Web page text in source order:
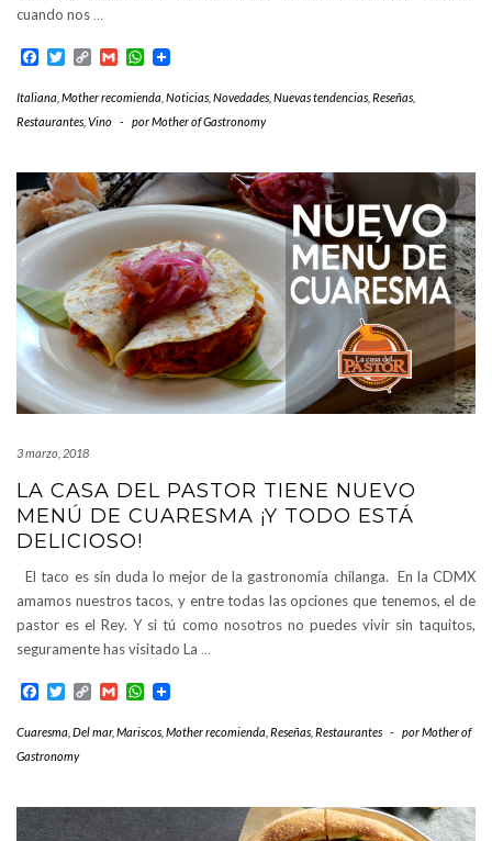
cuando nos …
Facebook
TwitterCopyGmailWhatsApp
Italiana Mother recomienda Noticias Novedades Nuevas tendencias Reseñas
Restaurantes Vino - porMother of Gastronomy
3 marzo, 2018
LA CASA DEL PASTOR TIENE NUEVO
MENÚ DE CUARESMA ¡Y TODO ESTÁ
DELICIOSO!
El taco es sin duda lo mejor de la gastronomía chilanga. En la CDMX
amamos nuestros tacos, y entre todas las opciones que tenemos, el de
pastor es el Rey. Y si tú como nosotros no puedes vivir sin taquitos,
seguramente has visitado La …
Facebook
TwitterCopyGmailWhatsApp
Cuaresma Del mar, Mariscos Mother recomienda Reseñas Restaurantes - porMother of
Gastronomy